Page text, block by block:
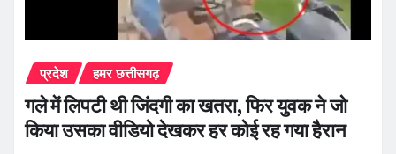
प्रदेश हमर छत्तीसगढ़
गले में लिपटी थी जिंदगी का खतरा, फिर युवक ने जो
किया उसका वीडियो देखकर हर कोई रह गया हैरान